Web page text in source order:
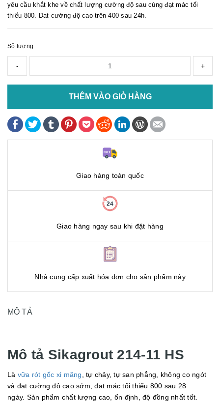
yêu cầu khắt khe về chất lượng cường độ sau cùng đạt mác tối
thiếu 800. Đat cường độ cao trên 400 sau 24h.
Số lượng
- +
THÊM VÀO GIỎ HÀNG
Giao hàng toàn quốc
Giao hàng ngay sau khi đặt hàng
Nhà cung cấp xuất hóa đơn cho sản phẩm này
MÔ TẢ
Mô tả Sikagrout 214-11 HS
Là vữa rót gốc xi măng , tự chảy, tự san phẳng, không co ngót
và đạt cường độ cao sớm, đạt mác tối thiểu 800 sau 28
ngày. Sản phẩm chất lượng cao, ổn định, độ đồng nhất tốt.